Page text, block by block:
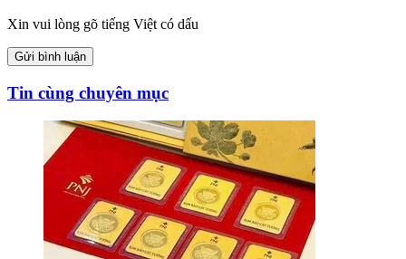
Xin vui lòng gõ tiếng Việt có dấu
Gửi bình luận
Tin cùng chuyên mục